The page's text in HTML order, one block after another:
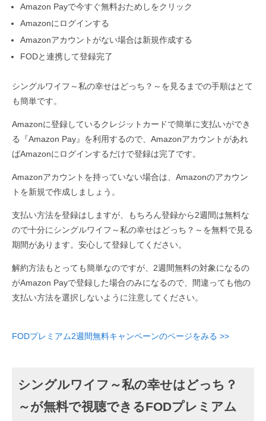
Amazon Payで今すぐ無料おためしをクリック
Amazonにログインする
Amazonアカウントがない場合は新規作成する
FODと連携して登録完了
シングルワイフ～私の幸せはどっち？～を見るまでの手順はとて
も簡単です。
Amazonに登録しているクレジットカードで簡単に支払いができ
る『Amazon Pay』を利用するので、Amazonアカウントがあれ
ばAmazonにログインするだけで登録は完了です。
Amazonアカウントを持っていない場合は、Amazonのアカウン
トを新規で作成しましょう。
支払い方法を登録はしますが、もちろん登録から2週間は無料な
ので十分にシングルワイフ～私の幸せはどっち？～を無料で見る
期間があります。安心して登録してください。
解約方法もとっても簡単なのですが、2週間無料の対象になるの
がAmazon Payで登録した場合のみになるので、間違っても他の
支払い方法を選択しないように注意してください。
FODプレミアム2週間無料キャンペーンのページをみる >>
シングルワイフ～私の幸せはどっち？
～が無料で視聴できるFODプレミアム